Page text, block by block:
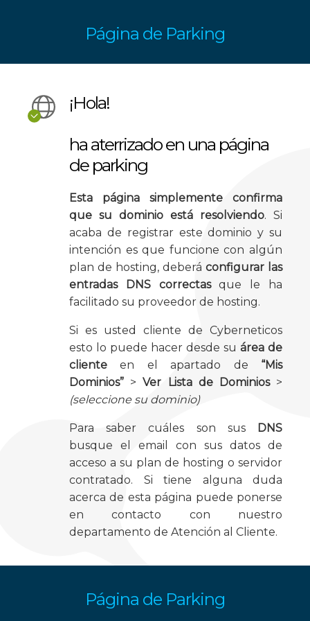
Página de Parking
¡Hola!
ha aterrizado en una página
de parking
Esta página simplemente confirma
que su dominio está resolviendo. Si
acaba de registrar este dominio y su
intención es que funcione con algún
plan de hosting, deberá configurar las
entradas DNS correctasque le ha
facilitado su proveedor de hosting.
Si es usted cliente de Cyberneticos
esto lo puede hacer desde su área de
cliente en el apartado de “Mis
Dominios” >Ver Lista de Dominios>
(seleccione su dominio)
Para saber cuáles son sus
DNS
busque el email con sus datos de
acceso a su plan de hosting o servidor
contratado. Si tiene alguna duda
acerca de esta página puede ponerse
en contacto con nuestro
departamento de Atención al Cliente.
Página de Parking